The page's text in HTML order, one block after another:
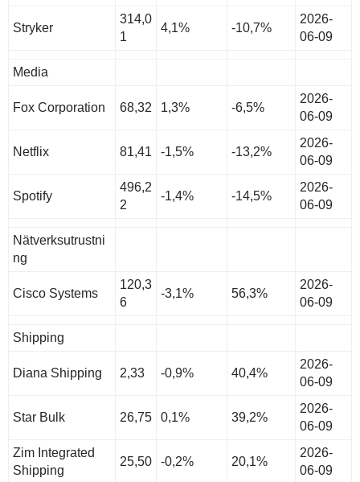
Stryker
314,0
1
4,1% -10,7%
2026-
06-09
Media
Fox Corporation 68,32 1,3% -6,5%
2026-
06-09
Netflix 81,41 -1,5% -13,2%
2026-
06-09
Spotify
496,2
2
-1,4% -14,5%
2026-
06-09
Nätverksutrustni
ng
Cisco Systems
120,3
6
-3,1% 56,3%
2026-
06-09
Shipping
Diana Shipping 2,33 -0,9% 40,4%
2026-
06-09
Star Bulk 26,75 0,1% 39,2%
2026-
06-09
Zim Integrated
Shipping
25,50 -0,2% 20,1%
2026-
06-09